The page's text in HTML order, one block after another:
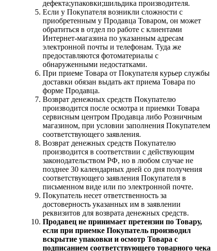
дефекта;упаковки;шильдика производителя.
Если у Покупателя возникли сложности с
приобретенным у Продавца Товаром, он может
обратиться в отдел по работе с клиентами
Интернет-магазина по указанным адресам
электронной почты и телефонам. Туда же
предоставляются фотоматериалы с
обнаруженными недостатками.
При приеме Товара от Покупателя курьер службы
доставки обязан выдать акт приема Товара по
форме Продавца.
Возврат денежных средств Покупателю
производится после осмотра и приемки Товара
сервисным центром Продавца либо Розничным
магазином, при условии заполнения Покупателем
соответствующего заявления.
Возврат денежных средств Покупателю
производится в соответствии с действующим
законодательством РФ, но в любом случае не
позднее 30 календарных дней со дня получения
соответствующего заявления Покупателя в
письменном виде или по электронной почте.
Покупатель несет ответственность за
достоверность указанных им в заявлении
реквизитов для возврата денежных средств.
Продавец не принимает претензии по Товару,
если при приемке Покупатель производил
вскрытие упаковки и осмотр Товара с
подписанием соответствующего товарного чека